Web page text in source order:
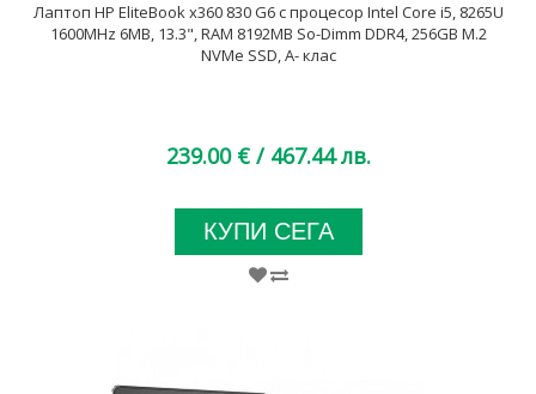
Лаптоп HP EliteBook x360 830 G6 с процесор Intel Core i5, 8265U
1600MHz 6MB, 13.3", RAM 8192MB So-Dimm DDR4, 256GB M.2
NVMe SSD, A- клас
239.00 € / 467.44 лв.
КУПИ СЕГА